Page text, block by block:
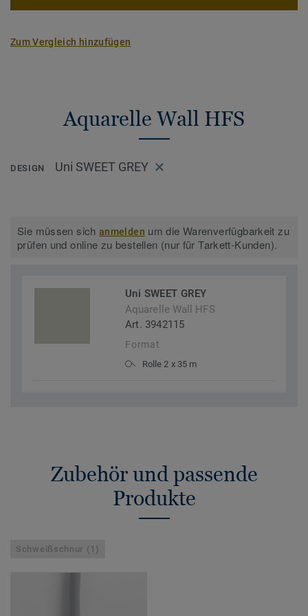
Zum Vergleich hinzufügen
Aquarelle Wall HFS
DESIGN Uni SWEET GREY
Sie müssen sichanmelden um die Warenverfügbarkeit zu
prüfen und online zu bestellen (nur für Tarkett-Kunden).
Uni SWEET GREY
Aquarelle Wall HFS
Art. 3942115
Format
Rolle 2 x 35 m
Zubehör und passende
Produkte
Schweißschnur (1)